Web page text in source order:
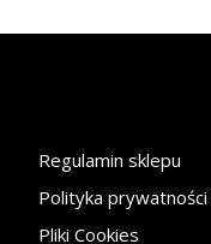
Regulamin sklepu
Polityka prywatności
Pliki Cookies